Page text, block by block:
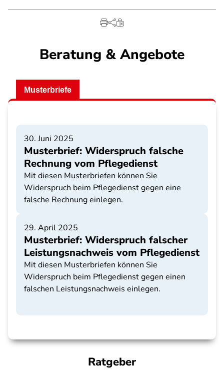
Beratung & Angebote
Musterbriefe
30. Juni 2025
Musterbrief: Widerspruch falsche
Rechnung vom Pflegedienst
Mit diesen Musterbriefen können Sie
Widerspruch beim Pflegedienst gegen eine
falsche Rechnung einlegen.
29. April 2025
Musterbrief: Widerspruch falscher
Leistungsnachweis vom Pflegedienst
Mit diesen Musterbriefen können Sie
Widerspruch beim Pflegedienst gegen einen
falschen Leistungsnachweis einlegen.
Ratgeber